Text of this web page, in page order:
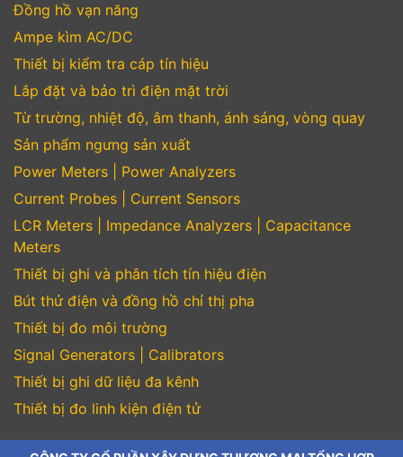
Đồng hồ vạn năng
Ampe kìm AC/DC
Thiết bị kiểm tra cáp tín hiệu
Lắp đặt và bảo trì điện mặt trời
Từ trường, nhiệt độ, âm thanh, ánh sáng, vòng quay
Sản phẩm ngưng sản xuất
Power Meters | Power Analyzers
Current Probes | Current Sensors
LCR Meters | Impedance Analyzers | Capacitance
Meters
Thiết bị ghi và phân tích tín hiệu điện
Bút thử điện và đồng hồ chỉ thị pha
Thiết bị đo môi trường
Signal Generators | Calibrators
Thiết bị ghi dữ liệu đa kênh
Thiết bị đo linh kiện điện tử